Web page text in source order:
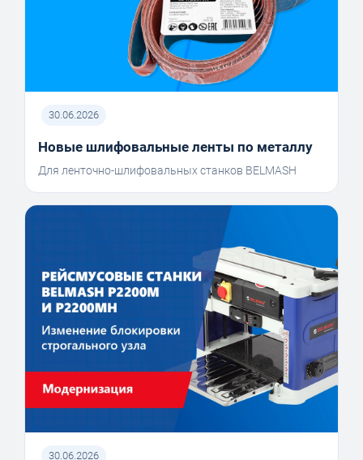
30.06.2026
Новые шлифовальные ленты по металлу
Для ленточно-шлифовальных станков BELMASH
30.06.2026